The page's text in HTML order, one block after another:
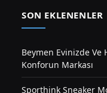
SON EKLENENLER
Beymen Evinizde Ve
Konforun Markası
Sporthink Sneaker